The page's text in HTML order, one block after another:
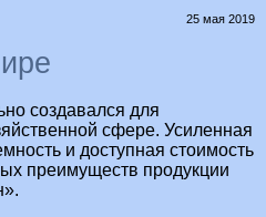
25 мая 2019
создавался для
сфере. Усиленная
и доступная стоимость
преимуществ продукции